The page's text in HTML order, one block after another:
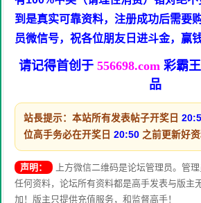
到是真实可靠资料，注册成功后需要
员微信号，祝各位朋友日进斗金，赢
请记得首创于 556698.com 彩霸
品
站長提示：本站所有发表帖子开奖日
位高手务必在开奖日 20:50 之前更新好资
声明：
上方微信二维码是论坛管理员。管
任何资料，论坛所有资料都是高手发表与版主
加！版主只提供充值服务，和监督高手！